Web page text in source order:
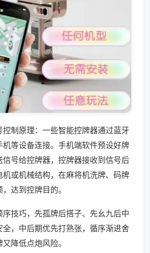
控制原理：一些智能控牌器通过蓝牙
机等设备连接。手机端软件预设好牌
信号给控牌器，控牌器接收到信号后
机或机械结构，在麻将机洗牌、码牌
达到控牌目的。
技巧，先孤牌后搭子、先幺九后中
全，中后期优先打熟张，循序渐进舍
降低点炮风险。